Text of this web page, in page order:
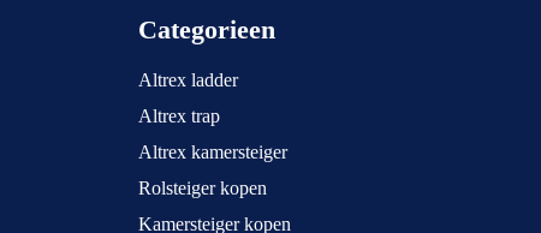
Categorieen
Altrex ladder
Altrex trap
Altrex kamersteiger
Rolsteiger kopen
Kamersteiger kopen